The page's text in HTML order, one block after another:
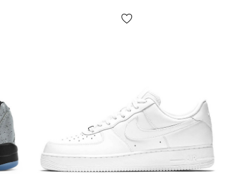
на розміри інших Ваших кросівок: євро,
устілку - тут легко можна